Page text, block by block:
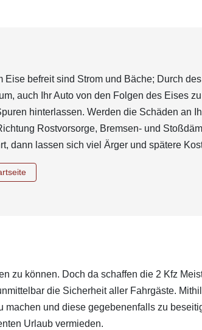
Eise befreit sind Strom und Bäche; Durch
auch Ihr Auto von den Folgen des Eises
hinterlassen. Werden die Schäden an
Rostvorsorge, Bremsen- und
dann lassen sich viel Ärger und spätere
zu können. Doch da schaffen die 2 Kfz
die Sicherheit aller Fahrgäste.
und diese gegebenenfalls zu
Urlaub vermieden.